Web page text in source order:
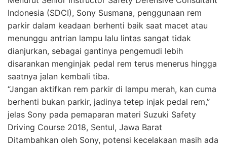
Indonesia (SDCI), Sony Susmana, penggunaan rem
parkir dalam keadaan berhenti baik saat macet atau
menunggu antrian lampu lalu lintas sangat tidak
dianjurkan, sebagai gantinya pengemudi lebih
disarankan menginjak pedal rem terus menerus hingga
saatnya jalan kembali tiba.
“Jangan aktifkan rem parkir di lampu merah, kan cuma
berhenti bukan parkir, jadinya tetep injak pedal rem,”
jelas Sony pada pemaparan materi Suzuki Safety
Driving Course 2018, Sentul, Jawa Barat
Ditambahkan oleh Sony, potensi kecelakaan masih ada